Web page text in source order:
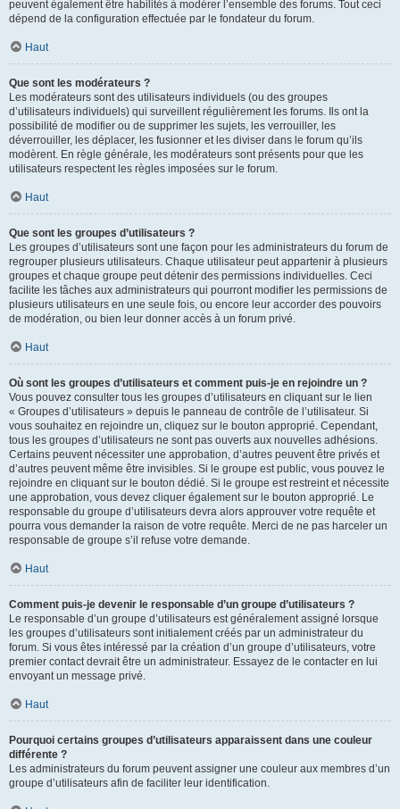
peuvent également être habilités à modérer l’ensemble des forums. Tout ceci
dépend de la configuration effectuée par le fondateur du forum.
Haut
Que sont les modérateurs ?
Les modérateurs sont des utilisateurs individuels (ou des groupes
d’utilisateurs individuels) qui surveillent régulièrement les forums. Ils ont la
possibilité de modifier ou de supprimer les sujets, les verrouiller, les
déverrouiller, les déplacer, les fusionner et les diviser dans le forum qu’ils
modèrent. En règle générale, les modérateurs sont présents pour que les
utilisateurs respectent les règles imposées sur le forum.
Haut
Que sont les groupes d’utilisateurs ?
Les groupes d’utilisateurs sont une façon pour les administrateurs du forum de
regrouper plusieurs utilisateurs. Chaque utilisateur peut appartenir à plusieurs
groupes et chaque groupe peut détenir des permissions individuelles. Ceci
facilite les tâches aux administrateurs qui pourront modifier les permissions de
plusieurs utilisateurs en une seule fois, ou encore leur accorder des pouvoirs
de modération, ou bien leur donner accès à un forum privé.
Haut
Où sont les groupes d’utilisateurs et comment puis-je en rejoindre un ?
Vous pouvez consulter tous les groupes d’utilisateurs en cliquant sur le lien
« Groupes d’utilisateurs » depuis le panneau de contrôle de l’utilisateur. Si
vous souhaitez en rejoindre un, cliquez sur le bouton approprié. Cependant,
tous les groupes d’utilisateurs ne sont pas ouverts aux nouvelles adhésions.
Certains peuvent nécessiter une approbation, d’autres peuvent être privés et
d’autres peuvent même être invisibles. Si le groupe est public, vous pouvez le
rejoindre en cliquant sur le bouton dédié. Si le groupe est restreint et nécessite
une approbation, vous devez cliquer également sur le bouton approprié. Le
responsable du groupe d’utilisateurs devra alors approuver votre requête et
pourra vous demander la raison de votre requête. Merci de ne pas harceler un
responsable de groupe s’il refuse votre demande.
Haut
Comment puis-je devenir le responsable d’un groupe d’utilisateurs ?
Le responsable d’un groupe d’utilisateurs est généralement assigné lorsque
les groupes d’utilisateurs sont initialement créés par un administrateur du
forum. Si vous êtes intéressé par la création d’un groupe d’utilisateurs, votre
premier contact devrait être un administrateur. Essayez de le contacter en lui
envoyant un message privé.
Haut
Pourquoi certains groupes d’utilisateurs apparaissent dans une couleur
différente ?
Les administrateurs du forum peuvent assigner une couleur aux membres d’un
groupe d’utilisateurs afin de faciliter leur identification.